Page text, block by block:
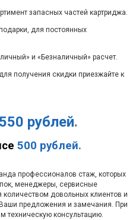
запасных частей картриджа.
для постоянных
и «Безналичный» расчет.
получения скидки приезжайте к
550 рублей.
500 рублей.
профессионалов стаж, которых
менеджеры, сервисные
довольных клиентов и
предложения и замечания. При
техническую консультацию.